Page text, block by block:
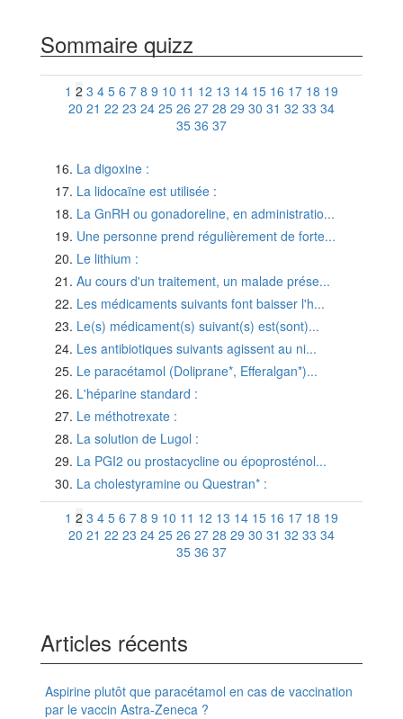
Sommaire quizz
1 2 3 4 5 6 7 8 9 10 11 12 13 14 15 16 17 18 19
20 21 22 23 24 25 26 27 28 29 30 31 32 33 34
35 36 37
La digoxine :
La lidocaïne est utilisée :
La GnRH ou gonadoreline, en administratio...
Une personne prend régulièrement de forte...
Le lithium :
Au cours d'un traitement, un malade prése...
Les médicaments suivants font baisser l'h...
Le(s) médicament(s) suivant(s) est(sont)...
Les antibiotiques suivants agissent au ni...
Le paracétamol (Doliprane*, Efferalgan*)...
L'héparine standard :
Le méthotrexate :
La solution de Lugol :
La PGI2 ou prostacycline ou époprosténol...
La cholestyramine ou Questran* :
1 2 3 4 5 6 7 8 9 10 11 12 13 14 15 16 17 18 19
20 21 22 23 24 25 26 27 28 29 30 31 32 33 34
35 36 37
Articles récents
Aspirine plutôt que paracétamol en cas de vaccination
par le vaccin Astra-Zeneca ?